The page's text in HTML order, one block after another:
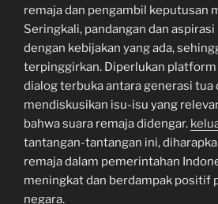
remaja dan pengambil keputusan
Seringkali, pandangan dan
dengan kebijakan yang ada,
terpinggirkan. Diperlukan platform
dialog terbuka antara generasi tua
mendiskusikan isu-isu yang
bahwa suara remaja didengar.
tantangan-tantangan ini,
remaja dalam pemerintahan
meningkat dan berdampak positif
negara.